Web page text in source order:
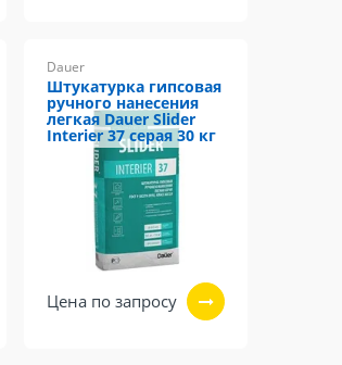
Dauer
Штукатурка гипсовая
ручного нанесения
легкая Dauer Slider
Interier 37 серая 30 кг
Цена по запросу